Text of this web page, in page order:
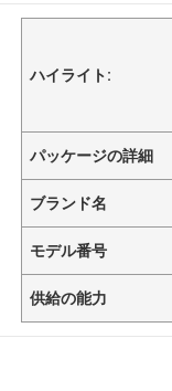
ハイライト:
パッケージの詳細
ブランド名
モデル番号
供給の能力